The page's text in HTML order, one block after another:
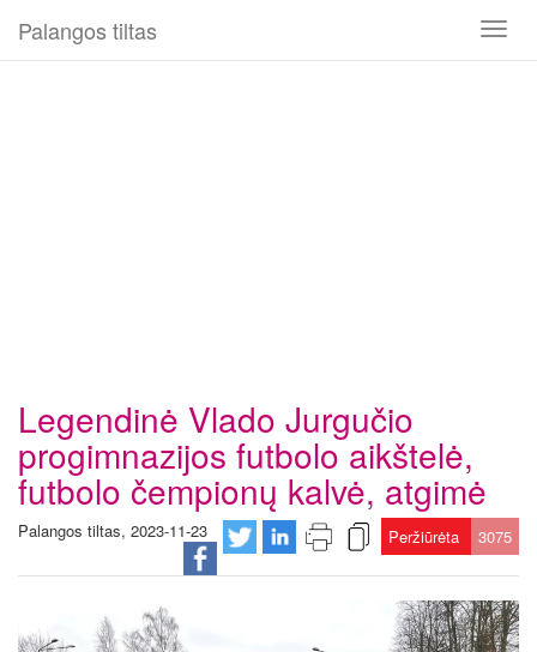
Toggle
Palangos tiltas
Legendinė Vlado Jurgučio
progimnazijos futbolo aikštelė,
futbolo čempionų kalvė, atgimė
Palangos tiltas, 2023-11-23 Peržiūrėta 3075